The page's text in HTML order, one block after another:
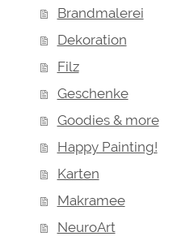
Brandmalerei
Dekoration
Filz
Geschenke
Goodies & more
Happy Painting!
Karten
Makramee
NeuroArt